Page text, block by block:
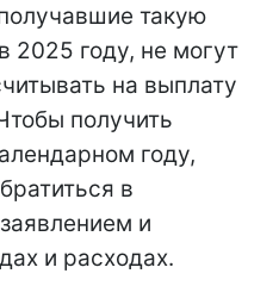
такую
2025 году, не могут
на выплату
получить
году,
в
и
и расходах.